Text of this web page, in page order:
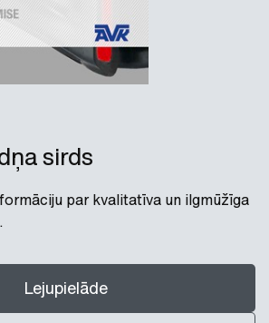
sirds
par kvalitatīva un ilgmūžīga
Lejupielāde